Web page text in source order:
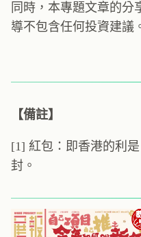
同時，本專題文章的分
導不包含任何投資建議
【備註】
[1] 紅包：即香港的利
封。